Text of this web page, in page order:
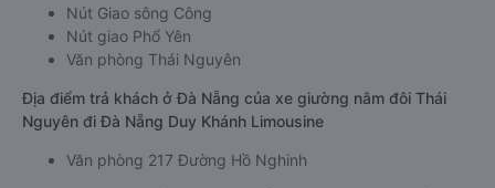
Nút Giao sông Công
Nút giao Phổ Yên
Văn phòng Thái Nguyên
Địa điểm trả khách ở Đà Nẵng của xe giường nằm đôi Thái
Nguyên đi Đà Nẵng Duy Khánh Limousine
Văn phòng 217 Đường Hồ Nghinh